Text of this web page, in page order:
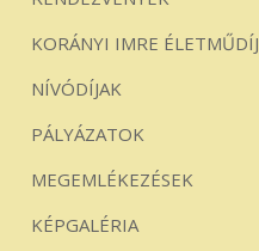
KORÁNYI IMRE ÉLETMŰDÍJ
NÍVÓDÍJAK
PÁLYÁZATOK
MEGEMLÉKEZÉSEK
KÉPGALÉRIA